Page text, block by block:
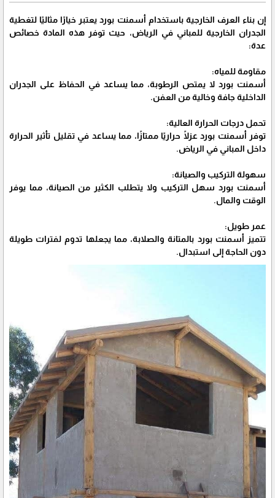
إن بناء العرف الخارجية باستخدام أسمنت بورد يعتبر خيارًا مثاليًا لتغطية
الجدران الخارجية للمباني في الرياض، حيث توفر هذه المادة خصائص
عدة:
مقاومة للمياه:
أسمنت بورد لا يمتص الرطوبة، مما يساعد في الحفاظ على الجدران
الداخلية جافة وخالية من العفن.
تحمل درجات الحرارة العالية:
توفر أسمنت بورد عزلًا حراريًا ممتازًا، مما يساعد في تقليل تأثير الحرارة
داخل المباني في الرياض.
سهولة التركيب والصيانة:
أسمنت بورد سهل التركيب ولا يتطلب الكثير من الصيانة، مما يوفر
الوقت والمال.
عمر طويل:
تتميز أسمنت بورد بالمتانة والصلابة، مما يجعلها تدوم لفترات طويلة
دون الحاجة إلى استبدال.